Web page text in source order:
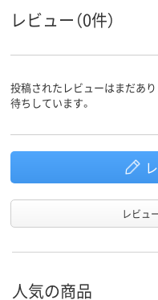
レビュー（0件）
投稿されたレビューはまだあ
待ちしています。
レビュ
人気の商品